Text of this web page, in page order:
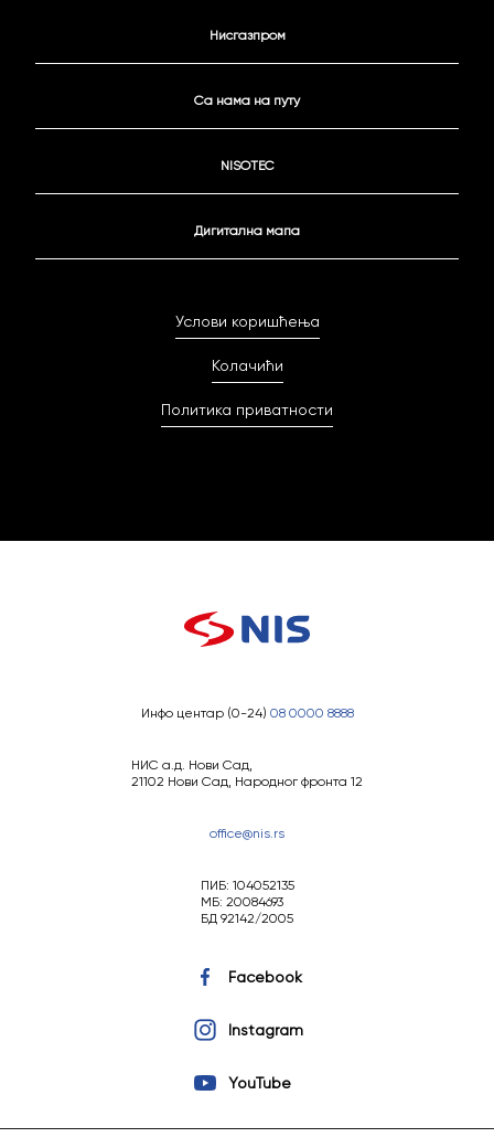
Нисгазпром
Са нама на путу
NISOTEC
Дигитална мапа
Услови коришћења
Колачићи
Политика приватности
Инфо центар (0-24) 08 0000 8888
НИС а.д. Нови Сад,
21102 Нови Сад, Народног фронта 12
office@nis.rs
ПИБ: 104052135
МБ: 20084693
БД 92142/2005
Facebook
Instagram
YouTube